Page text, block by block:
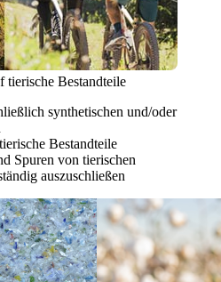
tierische Bestandteile
synthetischen und/oder
Bestandteile
Spuren von tierischen
auszuschließen